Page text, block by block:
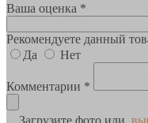
Ваша оценка *
Рекомендуете данный
Да
Нет
Комментарии *
Загрузите фото или